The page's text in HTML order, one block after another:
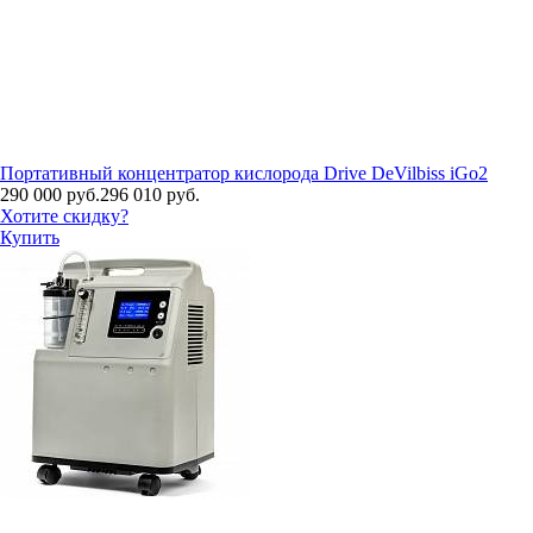
Портативный концентратор кислорода Drive DeVilbiss iGo2
290 000 руб.296 010 руб.
Хотите скидку?
Купить